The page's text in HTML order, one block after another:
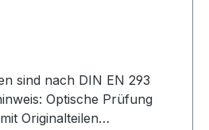
sind nach DIN EN 293
Optische Prüfung
Originalteilen